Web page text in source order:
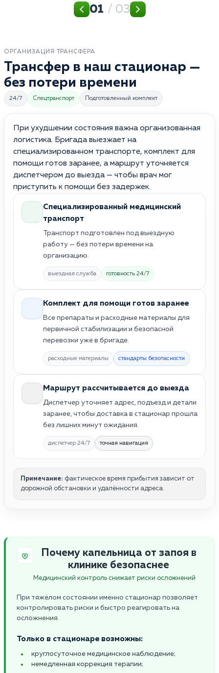
01 / 03
ОРГАНИЗАЦИЯ ТРАНСФЕРА
Трансфер в наш стационар —
без потери времени
24/7 Спецтранспорт Подготовленный комплект
При ухудшении состояния важна организованная
логистика. Бригада выезжает на
специализированном транспорте, комплект для
помощи готов заранее, а маршрут уточняется
диспетчером до выезда — чтобы врач мог
приступить к помощи без задержек.
Специализированный медицинский
транспорт
Транспорт подготовлен под выездную
работу — без потери времени на
организацию.
выездная служба готовность 24/7
Комплект для помощи готов заранее
Все препараты и расходные материалы для
первичной стабилизации и безопасной
перевозки уже в бригаде.
расходные материалы стандарты безопасности
Маршрут рассчитывается до выезда
Диспетчер уточняет адрес, подъезд и детали
заранее, чтобы доставка в стационар прошла
без лишних минут ожидания.
диспетчер 24/7 точная навигация
Примечание: фактическое время прибытия зависит от
дорожной обстановки и удалённости адреса.
Почему капельница от запоя в
клинике безопаснее
Медицинский контроль снижает риски осложнений
При тяжёлом состоянии именно стационар позволяет
контролировать риски и быстро реагировать на
осложнения.
Только в стационаре возможны:
круглосуточное медицинское наблюдение;
немедленная коррекция терапии;